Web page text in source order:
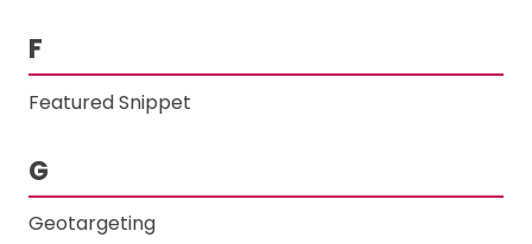
F
Featured Snippet
G
Geotargeting